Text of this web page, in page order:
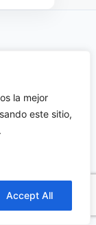
la mejor
este sitio,
Accept All
1982.